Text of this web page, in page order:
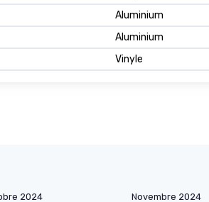
Aluminium
Aluminium
Vinyle
2024 Novembre 2024